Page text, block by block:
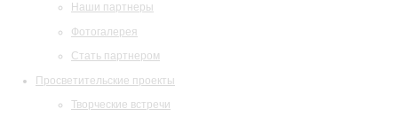
Наши партнеры
Фотогалерея
Стать партнером
Просветительские проекты
Творческие встречи